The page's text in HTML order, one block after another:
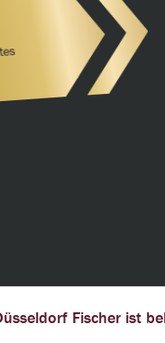
Fischer ist